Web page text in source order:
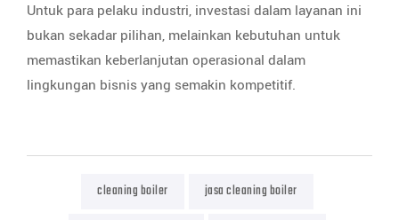
Untuk para pelaku industri, investasi dalam layanan ini
bukan sekadar pilihan, melainkan kebutuhan untuk
memastikan keberlanjutan operasional dalam
lingkungan bisnis yang semakin kompetitif.
cleaning boiler
jasa cleaning boiler